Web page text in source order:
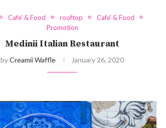
Cafe' & Food rooftop
Cafe' & Food
Promotion
Medinii Italian Restaurant
byCreamii Waffle January 26, 2020